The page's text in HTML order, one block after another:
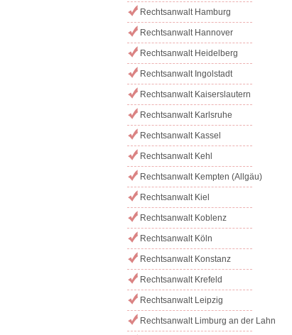
Rechtsanwalt Hamburg
Rechtsanwalt Hannover
Rechtsanwalt Heidelberg
Rechtsanwalt Ingolstadt
Rechtsanwalt Kaiserslautern
Rechtsanwalt Karlsruhe
Rechtsanwalt Kassel
Rechtsanwalt Kehl
Rechtsanwalt Kempten (Allgäu)
Rechtsanwalt Kiel
Rechtsanwalt Koblenz
Rechtsanwalt Köln
Rechtsanwalt Konstanz
Rechtsanwalt Krefeld
Rechtsanwalt Leipzig
Rechtsanwalt Limburg an der Lahn